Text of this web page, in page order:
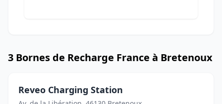
3 Bornes de Recharge France à Bretenoux
Reveo Charging Station